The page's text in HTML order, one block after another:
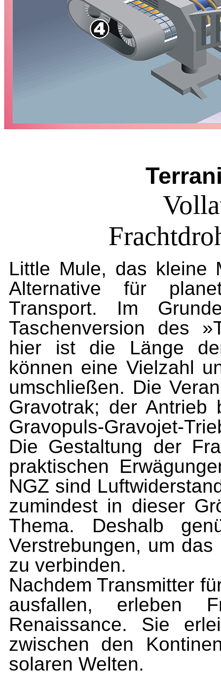
Little Mule, das kleine
Alternative für
Transport. Im
Taschenversion des
hier ist die Länge
können eine Vielzahl
umschließen. Die
Gravotrak; der Antrieb
Gravopuls-Gravojet-
Die Gestaltung der
praktischen
NGZ sind
zumindest in dieser
Thema. Deshalb
Verstrebungen, um
zu verbinden.
Nachdem Transmitter
ausfallen, erleben
Renaissance. Sie
zwischen den
solaren Welten.